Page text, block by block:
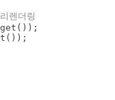
렌더링